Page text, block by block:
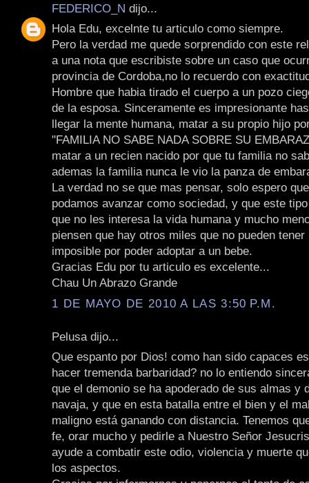
FEDERICO_N dijo...
Hola Edu, excelnte tu articulo como siempre.
Pero la verdad me quede sorprendido con este
a una nota que escribiste sobre un caso que
provincia de Cordoba,no lo recuerdo con
Hombre que habia tirado el cuerpo a un pozo
de la esposa. Sinceramente es impresionante
llegar la mente humana, matar a su propio hijo
"FAMILIA NO SABE NADA SOBRE SU
matar a un recien nacido por que tu familia no
ademas la familia nunca le vio la panza de
La verdad no se que mas pensar, solo espero
podamos avanzar como sociedad, y que este
que no les interesa la vida humana y mucho
piensen que hay otros miles que no pueden
imposible por poder adoptar a un bebe.
Gracias Edu por tu articulo es excelente...
Chau Un Abrazo Grande
1 DE MAYO DE 2010 A LAS 3:50 P.M.
Pelusa dijo...
Que espanto por Dios! como han sido capaces
hacer tremenda barbaridad? no lo entiendo
que el demonio se ha apoderado de sus almas y
navaja, y que en esta batalla entre el bien y el
maligno está ganando con distancia. Tenemos
fe, orar mucho y pedirle a Nuestro Señor
ayude a combatir este odio, violencia y muerte
los aspectos.